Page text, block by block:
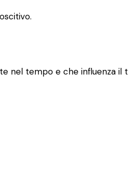
nel tempo e che influenza il